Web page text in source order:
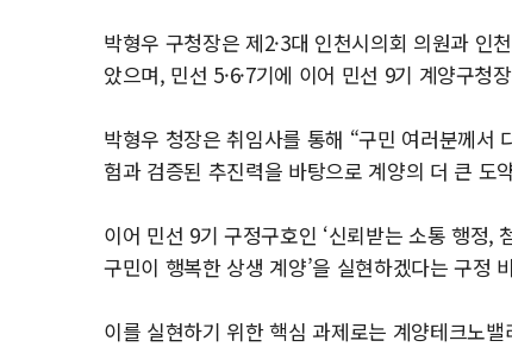
박형우 구청장은 제2·3대 인천시의회 의원과 인
았으며, 민선 5·6·7기에 이어 민선 9기 계양구
박형우 청장은 취임사를 통해 “구민 여러분께서
험과 검증된 추진력을 바탕으로 계양의 더 큰 도
이어 민선 9기 구정구호인 ‘신뢰받는 소통 행정,
구민이 행복한 상생 계양’을 실현하겠다는 구정
이를 실현하기 위한 핵심 과제로는 계양테크노